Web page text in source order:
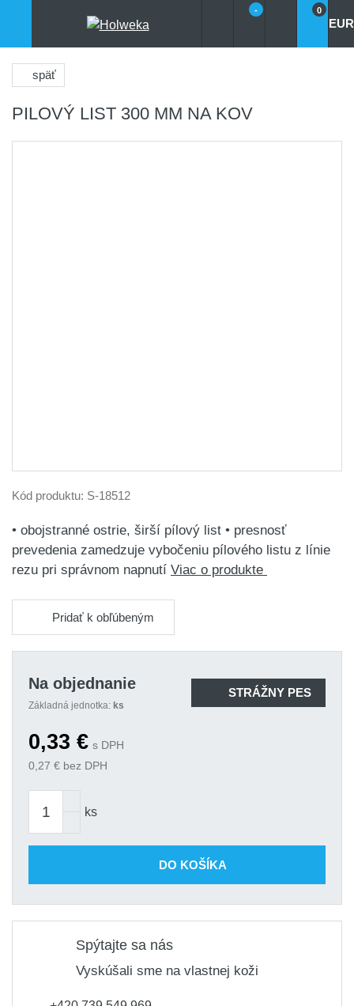
- 0
EUR
späť
PILOVÝ LIST 300 MM NA KOV
Kód produktu: S-18512
• obojstranné ostrie, širší pílový list • presnosť
prevedenia zamedzuje vybočeniu pílového listu z línie
rezu pri správnom napnutí Viac o produkte
Pridať k obľúbeným
Na objednanie
Základná jednotka: ks
STRÁŽNY PES
0,33 € s DPH
0,27 € bez DPH
ks
DO KOŠÍKA
Spýtajte sa nás
Vyskúšali sme na vlastnej koži